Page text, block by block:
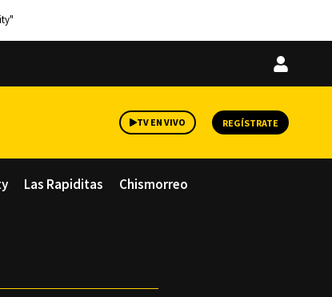
Iniciar
TV EN VIVO REGÍSTRATE
Las Rapiditas Chismorreo